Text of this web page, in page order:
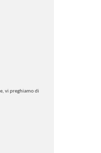
vi preghiamo di